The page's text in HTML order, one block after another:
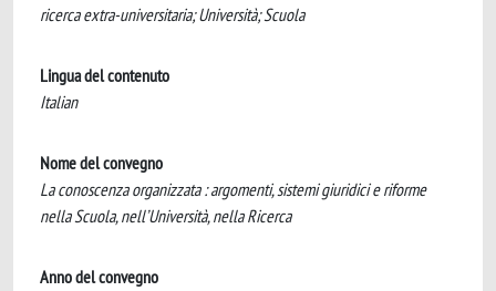
ricerca extra-universitaria; Università; Scuola
Lingua del contenuto
Italian
Nome del convegno
La conoscenza organizzata : argomenti, sistemi giuridici e riforme
nella Scuola, nell’Università, nella Ricerca
Anno del convegno